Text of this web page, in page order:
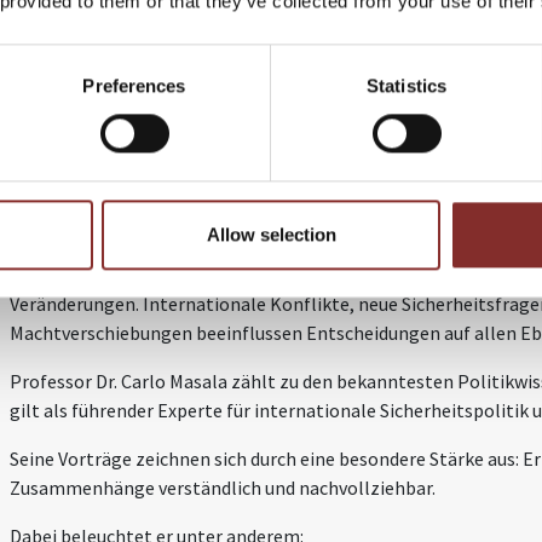
Preferences Statistics
Allow selection
Zielgruppen großen Wert auf fundierte europäische
hier wertvolle Orientierung und eröffnet neue Blickwinkel auf
PROFESSOR DR. CARLO MASALA:
VERSTÄNDLICH ERKLÄRT
Kaum ein Thema bewegt Wirtschaft und Gesellschaft derzeit
Veränderungen. Internationale Konflikte, neue
Machtverschiebungen beeinflussen Entscheidungen auf allen
Professor Dr. Carlo Masala zählt zu den bekanntesten
gilt als führender Experte für internationale Sicherheitspolitik
Seine Vorträge zeichnen sich durch eine besondere Stärke aus:
Zusammenhänge verständlich und nachvollziehbar.
Dabei beleuchtet er unter anderem: